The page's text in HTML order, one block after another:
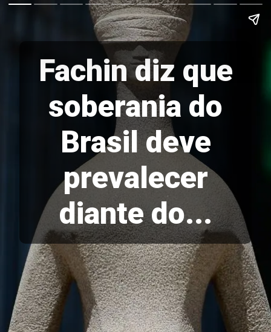
Fachin diz que
soberania do
Brasil deve
prevalecer
diante do...